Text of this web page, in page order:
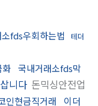
fds우회하는법
테더
화 국내거래소fds막
니다 돈믹싱안전업
인현금직거래
이더